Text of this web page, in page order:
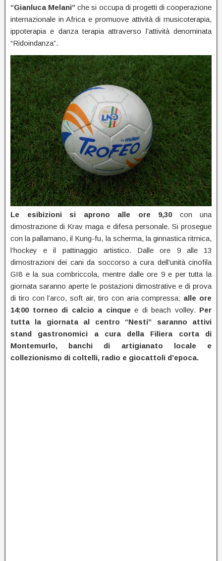
“Gianluca Melani”che si occupa di progetti di cooperazione
internazionale in Africa e promuove attività di musicoterapia,
ippoterapia e danza terapia attraverso l’attività denominata
“Ridoindanza”.
Le esibizioni si aprono alle ore 9,30 con una
dimostrazione di Krav maga e difesa personale. Si prosegue
con la pallamano, il Kung-fu, la scherma, la ginnastica ritmica,
l’hockey e il pattinaggio artistico. Dalle ore 9 alle 13
dimostrazioni dei cani da soccorso a cura dell’unità cinofila
GI8 e la sua combriccola, mentre dalle ore 9 e per tutta la
giornata saranno aperte le postazioni dimostrative e di prova
di tiro con l’arco, soft air, tiro con aria compressa; alle ore
14:00 torneo di calcio a cinque e di beach volley. Per
tutta la giornata al centro “Nesti” saranno attivi
stand gastronomici a cura della Filiera corta di
Montemurlo, banchi di artigianato locale e
collezionismo di coltelli, radio e giocattoli d’epoca.